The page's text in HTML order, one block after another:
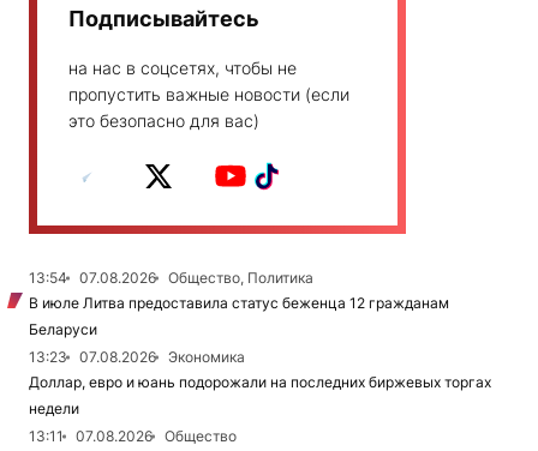
Подписывайтесь
на нас в соцсетях, чтобы не
пропустить важные новости (если
это безопасно для вас)
13:54 07.08.2026
Общество, Политика
В июле Литва предоставила статус беженца 12 гражданам
Беларуси
13:23
07.08.2026
Экономика
Доллар, евро и юань подорожали на последних биржевых торгах
недели
13:11
07.08.2026
Общество